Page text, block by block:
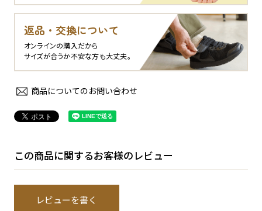
返品・交換について
オンラインの購入だから
サイズが合うか不安な方も大丈夫。
商品についてのお問い合わせ
この商品に関するお客様のレビュー
レビューを書く